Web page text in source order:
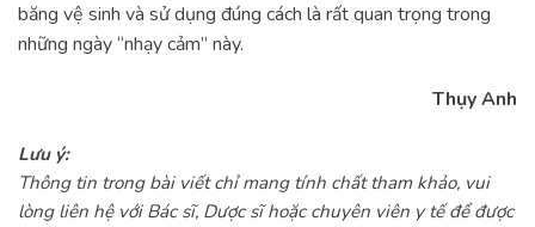
băng vệ sinh và sử dụng đúng cách là rất quan trọng trong
những ngày “nhạy cảm” này.
Thụy Anh
Lưu ý:
Thông tin trong bài viết chỉ mang tính chất tham khảo, vui
lòng liên hệ với Bác sĩ, Dược sĩ hoặc chuyên viên y tế để được